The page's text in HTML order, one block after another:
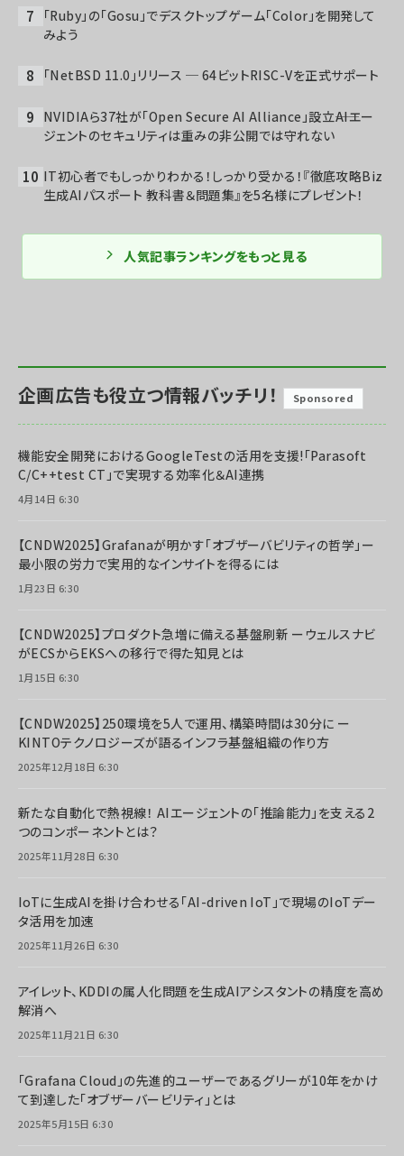
「Ruby」の「Gosu」でデスクトップゲーム「Color」を開発して
みよう
「NetBSD 11.0」リリース ─ 64ビットRISC-Vを正式サポート
NVIDIAら37社が「Open Secure AI Alliance」設立――AIエー
ジェントのセキュリティは重みの非公開では守れない
IT初心者でもしっかりわかる！しっかり受かる！『徹底攻略Biz
生成AIパスポート 教科書＆問題集』を5名様にプレゼント！
人気記事ランキングをもっと見る
企画広告も役立つ情報バッチリ！ Sponsored
機能安全開発におけるGoogleTestの活用を支援!「Parasoft
C/C++test CT」で実現する効率化＆AI連携
4月14日 6:30
【CNDW2025】Grafanaが明かす「オブザーバビリティの哲学」ー
最小限の労力で実用的なインサイトを得るには
1月23日 6:30
【CNDW2025】プロダクト急増に備える基盤刷新 ーウェルスナビ
がECSからEKSへの移行で得た知見とは
1月15日 6:30
【CNDW2025】250環境を5人で運用、構築時間は30分に ー
KINTOテクノロジーズが語るインフラ基盤組織の作り方
2025年12月18日 6:30
新たな自動化で熱視線！ AIエージェントの「推論能力」を支える2
つのコンポーネントとは？
2025年11月28日 6:30
IoTに生成AIを掛け合わせる「AI-driven IoT」で現場のIoTデー
タ活用を加速
2025年11月26日 6:30
アイレット、KDDIの属人化問題を生成AIアシスタントの精度を高め
解消へ
2025年11月21日 6:30
「Grafana Cloud」の先進的ユーザーであるグリーが10年をかけ
て到達した「オブザーバービリティ」とは
2025年5月15日 6:30